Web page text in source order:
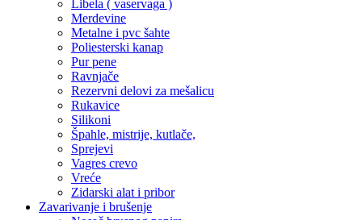
Libela ( vaservaga )
Merdevine
Metalne i pvc šahte
Poliesterski kanap
Pur pene
Ravnjače
Rezervni delovi za mešalicu
Rukavice
Silikoni
Špahle, mistrije, kutlače,
Sprejevi
Vagres crevo
Vreće
Zidarski alat i pribor
Zavarivanje i brušenje